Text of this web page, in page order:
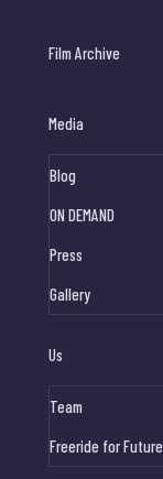
Film Archive
Media
Blog
ON DEMAND
Press
Gallery
Us
Team
Freeride for Future